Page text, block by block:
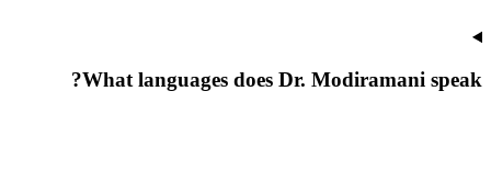
What languages does Dr. Modiramani speak?